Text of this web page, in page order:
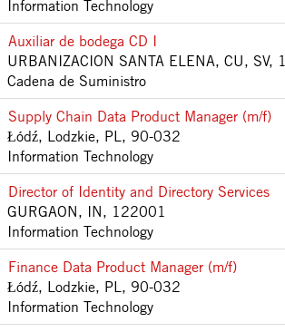
Information Technology
Auxiliar de bodega CD I
URBANIZACION SANTA ELENA, CU, SV, 1
Cadena de Suministro
Supply Chain Data Product Manager (m/f)
Łódź, Lodzkie, PL, 90-032
Information Technology
Director of Identity and Directory Services
GURGAON, IN, 122001
Information Technology
Finance Data Product Manager (m/f)
Łódź, Lodzkie, PL, 90-032
Information Technology